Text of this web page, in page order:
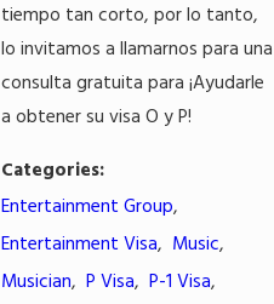
tiempo tan corto, por lo tanto,
lo invitamos a llamarnos para una
consulta gratuita para ¡Ayudarle
a obtener su visa O y P!
Categories:
Entertainment Group,
Entertainment Visa, Music,
Musician, P Visa, P-1 Visa,